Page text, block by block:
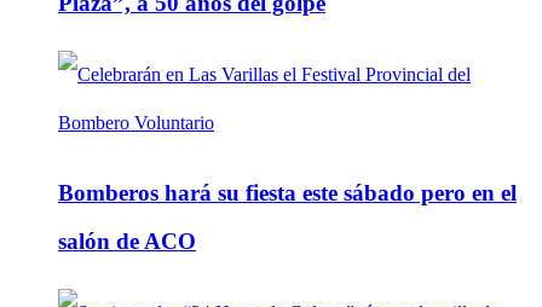
Bomberos hará su fiesta este sábado pero en el
salón de ACO